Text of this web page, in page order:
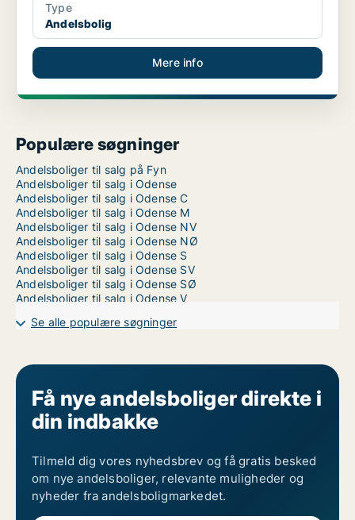
Type
Andelsbolig
Mere info
Populære søgninger
Andelsboliger til salg på Fyn
Andelsboliger til salg i Odense
Andelsboliger til salg i Odense C
Andelsboliger til salg i Odense M
Andelsboliger til salg i Odense NV
Andelsboliger til salg i Odense NØ
Andelsboliger til salg i Odense S
Andelsboliger til salg i Odense SV
Andelsboliger til salg i Odense SØ
Andelsboliger til salg i Odense V
Se alle populære søgninger
Få nye andelsboliger direkte i
din indbakke
Tilmeld dig vores nyhedsbrev og få gratis besked
om nye andelsboliger, relevante muligheder og
nyheder fra andelsboligmarkedet.